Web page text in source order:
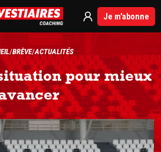
Je m'abonne
BRÈVE ACTUALITÉS
pour mieux